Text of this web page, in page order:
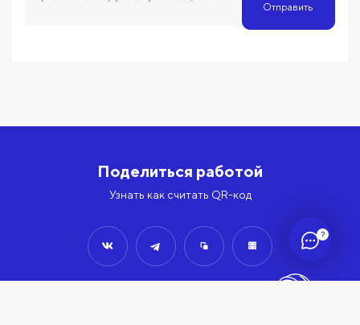
?
Отправить
Поделиться работой
Узнать как считать QR-код